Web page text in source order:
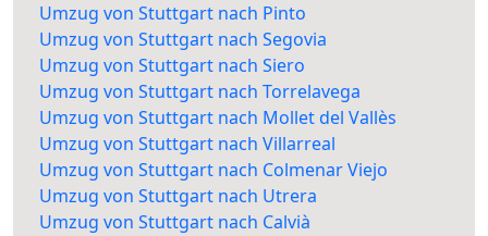
Umzug von Stuttgart nach Pinto
Umzug von Stuttgart nach Segovia
Umzug von Stuttgart nach Siero
Umzug von Stuttgart nach Torrelavega
Umzug von Stuttgart nach Mollet del Vallès
Umzug von Stuttgart nach Villarreal
Umzug von Stuttgart nach Colmenar Viejo
Umzug von Stuttgart nach Utrera
Umzug von Stuttgart nach Calvià